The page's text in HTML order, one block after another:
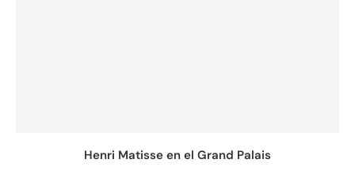
Henri Matisse en el Grand Palais